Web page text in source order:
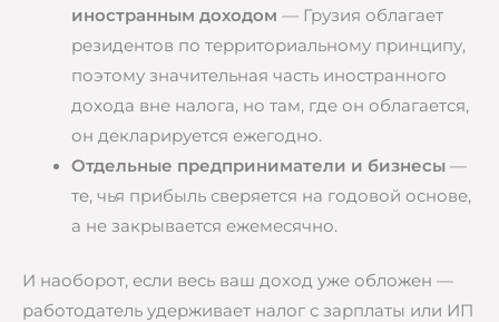
иностранным доходом — Грузия облагает
резидентов по территориальному принципу,
поэтому значительная часть иностранного
дохода вне налога, но там, где он облагается,
он декларируется ежегодно.
Отдельные предприниматели и бизнесы—
те, чья прибыль сверяется на годовой основе,
а не закрывается ежемесячно.
И наоборот, если весь ваш доход уже обложен —
работодатель удерживает налог с зарплаты или ИП